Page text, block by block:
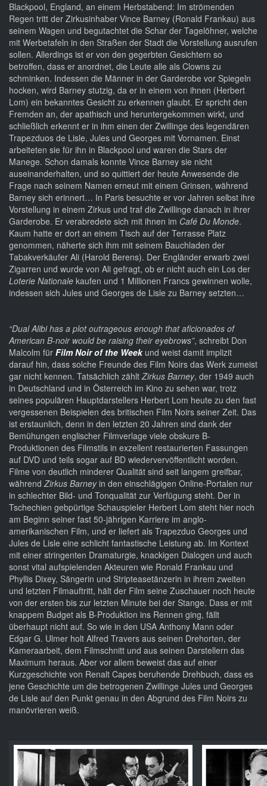
Blackpool, England, an einem Herbstabend: Im strömenden
Regen tritt der Zirkusinhaber Vince Barney (Ronald Frankau) aus
seinem Wagen und begutachtet die Schar der Tagelöhner, welche
mit Werbetafeln in den Straßen der Stadt die Vorstellung ausrufen
sollen. Allerdings ist er von den gegerbten Gesichtern so
betroffen, dass er anordnet, die Leute alle als Clowns zu
schminken. Indessen die Männer in der Garderobe vor Spiegeln
hocken, wird Barney stutzig, da er in einem von ihnen (Herbert
Lom) ein bekanntes Gesicht zu erkennen glaubt. Er spricht den
Fremden an, der apathisch und heruntergekommen wirkt, und
schließlich erkennt er in ihm einen der Zwillinge des legendären
Trapezduos de Lisle, Jules und Georges mit Vornamen. Einst
arbeiteten sie für ihn in Blackpool und waren die Stars der
Manege. Schon damals konnte Vince Barney sie nicht
auseinanderhalten, und so quittiert der heute Anwesende die
Frage nach seinem Namen erneut mit einem Grinsen, während
Barney sich erinnert… In Paris besuchte er vor Jahren selbst ihre
Vorstellung in einem Zirkus und traf die Zwillinge danach in ihrer
Garderobe. Er verabredete sich mit ihnen im Café Du Monde.
Kaum hatte er dort an einem Tisch auf der Terrasse Platz
genommen, näherte sich ihm mit seinem Bauchladen der
Tabakverkäufer Ali (Harold Berens). Der Engländer erwarb zwei
Zigarren und wurde von Ali gefragt, ob er nicht auch ein Los der
Loterie Nationale kaufen und 1 Millionen Francs gewinnen wolle,
indessen sich Jules und Georges de Lisle zu Barney setzten…
“Dual Alibi has a plot outrageous enough that aficionados of
American B-noir would be raising their eyebrows”, schreibt Don
Malcolm für Film Noir of the Weekund weist damit implizit
darauf hin, dass solche Freunde des Film Noirs das Werk zumeist
gar nicht kennen. Tatsächlich zähltZirkus Barney, der 1949 auch
in Deutschland und in Österreich im Kino zu sehen war, trotz
seines populären Hauptdarstellers Herbert Lom heute zu den fast
vergessenen Beispielen des britischen Film Noirs seiner Zeit. Das
ist erstaunlich, denn in den letzten 20 Jahren sind dank der
Bemühungen englischer Filmverlage viele obskure B-
Produktionen des Filmstils in exzellent restaurierten Fassungen
auf DVD und teils sogar auf BD wiedervervöffentlicht worden.
Filme von deutlich minderer Qualität sind seit langem greifbar,
währendZirkus Barneyin den einschlägigen Online-Portalen nur
in schlechter Bild- und Tonqualität zur Verfügung steht. Der in
Tschechien gebpürtige Schauspieler Herbert Lom steht hier noch
am Beginn seiner fast 50-jährigen Karriere im anglo-
amerikanischen Film, und er liefert als Trapezduo Georges und
Jules de Lisle eine schlicht fantastische Leistung ab. Im Kontext
mit einer stringenten Dramaturgie, knackigen Dialogen und auch
sonst vital aufspielenden Akteuren wie Ronald Frankau und
Phyllis Dixey, Sängerin und Stripteasetänzerin in ihrem zweiten
und letzten Filmauftritt, hält der Film seine Zuschauer noch heute
von der ersten bis zur letzten Minute bei der Stange. Dass er mit
knappem Budget als B-Produktion ins Rennen ging, fällt
überhaupt nicht auf. So wie in den USA Anthony Mann oder
Edgar G. Ulmer holt Alfred Travers aus seinen Drehorten, der
Kameraarbeit, dem Filmschnitt und aus seinen Darstellern das
Maximum heraus. Aber vor allem beweist das auf einer
Kurzgeschichte von Renalt Capes beruhende Drehbuch, dass es
jene Geschichte um die betrogenen Zwillinge Jules und Georges
de Lisle auf den Punkt genau in den Abgrund des Film Noirs zu
manövrieren weiß.